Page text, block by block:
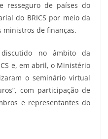
resseguro de países do
do BRICS por meio da
ministros de finanças.
no âmbito da
e, em abril, o Ministério
o seminário virtual
com participação de
e representantes do